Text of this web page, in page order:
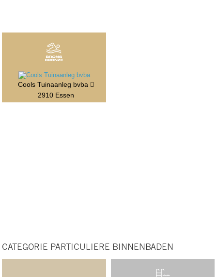
Cools Tuinaanleg bvba
2910 Essen
CATEGORIE PARTICULIERE BINNENBADEN